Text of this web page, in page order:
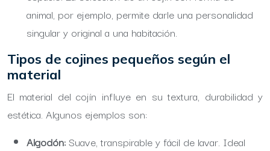
animal, por ejemplo, permite darle una personalidad
singular y original a una habitación.
Tipos de cojines pequeños según el
material
El material del cojín influye en su textura, durabilidad y
estética. Algunos ejemplos son:
Algodón:Suave, transpirable y fácil de lavar. Ideal